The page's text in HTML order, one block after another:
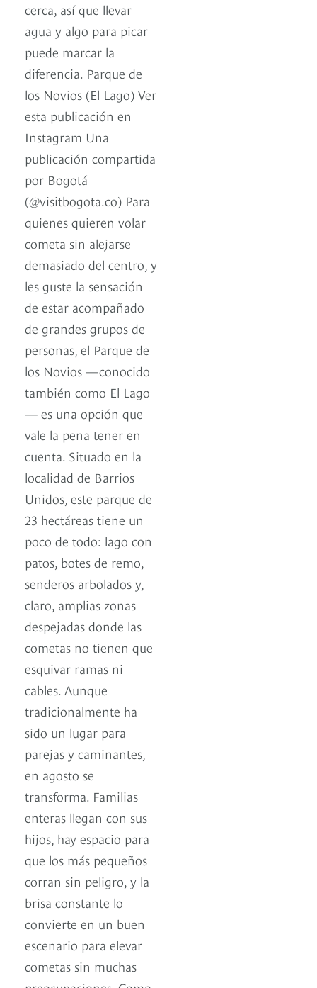
cerca, así que llevar
agua y algo para picar
puede marcar la
diferencia. Parque de
los Novios (El Lago) Ver
esta publicación en
Instagram Una
publicación compartida
por Bogotá
(@visitbogota.co) Para
quienes quieren volar
cometa sin alejarse
demasiado del centro, y
les guste la sensación
de estar acompañado
de grandes grupos de
personas, el Parque de
los Novios —conocido
también como El Lago
— es una opción que
vale la pena tener en
cuenta. Situado en la
localidad de Barrios
Unidos, este parque de
23 hectáreas tiene un
poco de todo: lago con
patos, botes de remo,
senderos arbolados y,
claro, amplias zonas
despejadas donde las
cometas no tienen que
esquivar ramas ni
cables. Aunque
tradicionalmente ha
sido un lugar para
parejas y caminantes,
en agosto se
transforma. Familias
enteras llegan con sus
hijos, hay espacio para
que los más pequeños
corran sin peligro, y la
brisa constante lo
convierte en un buen
escenario para elevar
cometas sin muchas